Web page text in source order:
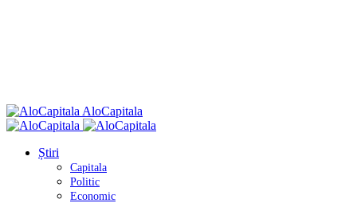
AloCapitala
Știri
Capitala
Politic
Economic